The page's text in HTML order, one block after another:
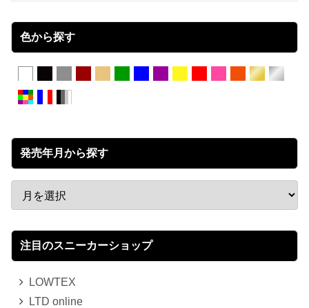
色から探す
発売年月から探す
注目のスニーカーショップ
LOWTEX
LTD online